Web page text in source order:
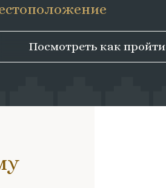
Посмотреть как пройти